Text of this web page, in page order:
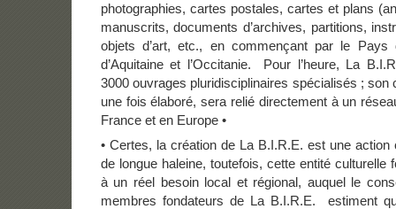
photographies, cartes postales, cartes et plans
manuscrits, documents d’archives, partitions,
objets d’art, etc., en commençant par le
d’Aquitaine et l’Occitanie. Pour l’heure, La
3000 ouvrages pluridisciplinaires spécialisés ; son
une fois élaboré, sera relié directement à un
France et en Europe •
• Certes, la création de La B.I.R.E. est une action
de longue haleine, toutefois, cette entité culturelle
à un réel besoin local et régional, auquel le
membres fondateurs de La B.I.R.E. estiment